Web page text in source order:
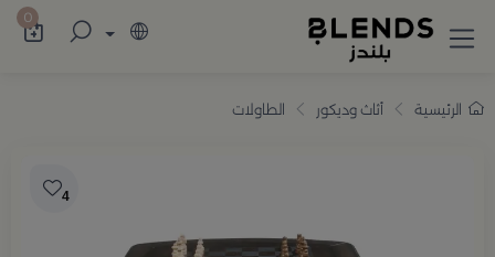
تسوّق من بلندز تشكيلة تضم ترامس القهوة 0
الرئيسية أثاث وديكور الطاولات
4